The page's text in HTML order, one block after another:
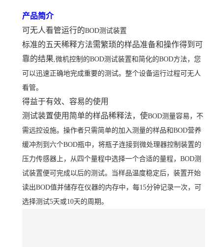
产品简介
可无人看管运行的BOD测试装置
标准的五天稀释方法需繁琐的样品准备和操作得到可
靠的结果 ,微机控制的BOD测试装置和简化的BOD方法，您
可以迅速正确地完成重要的测试。整个设备运行过程可无人
看管。
得益于有效、容易的使用
测试装置使用简单的样品稀释法，使BOD测量容易，不
需远控设施。操作者只需简单的加入测量的样品和BOD营养
缓冲剂到六个BOD瓶中，将瓶子连接到微处理器控制装置的
压力传感器上，从四个量程中选择一个合适的量程，BOD测
试装置便可完成以后的测试。当样品温度稳定后，装置开始
读出BOD值并储存在仪器的内存中，每15分钟记录一次，可
选择测试5天或10天的周期。